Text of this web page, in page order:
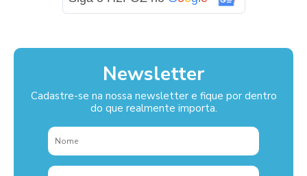
Newsletter
Cadastre-se na nossa newsletter e fique por dentro
do que realmente importa.